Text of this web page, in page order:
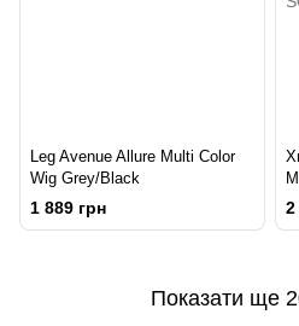
Leg Avenue Allure Multi Color
Wig Grey/Black
1 889 грн 2
Показати ще